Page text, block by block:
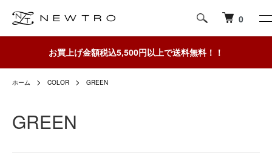
0
お買上げ金額税込5,500円以上で送料無料！！
ホーム COLOR GREEN
GREEN